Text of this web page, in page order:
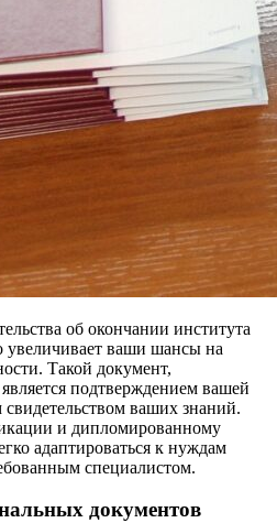
об окончании института
увеличивает ваши шансы на
Такой документ,
подтверждением вашей
ваших знаний.
и дипломированному
адаптироваться к нуждам
специалистом.
документов